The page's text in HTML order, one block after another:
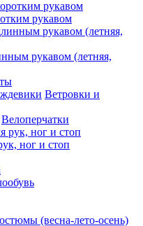
рукавом
рукавом (летняя,
Ветровки и
Велоперчатки
ног и стоп